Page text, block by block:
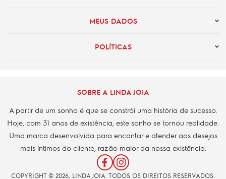
MEUS DADOS
POLÍTICAS
SOBRE A LINDA JOIA
A partir de um sonho é que se constrói uma história de sucesso.
Hoje, com 31 anos de existência, este sonho se tornou realidade.
Uma marca desenvolvida para encantar e atender aos desejos
mais íntimos do cliente, razão maior da nossa existência.
COPYRIGHT © 2026, LINDA JOIA. TODOS OS DIREITOS RESERVADOS.